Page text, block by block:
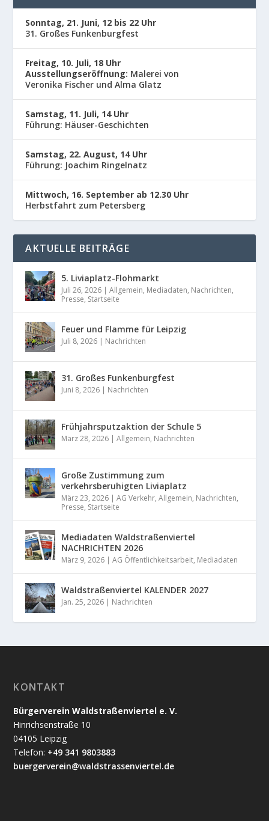
Sonntag, 21. Juni, 12 bis 22 Uhr
31. Großes Funkenburgfest
Freitag, 10. Juli, 18 Uhr
Ausstellungseröffnung: Malerei von
Veronika Fischer und Alma Glatz
Samstag, 11. Juli, 14 Uhr
Führung: Häuser-Geschichten
Samstag, 22. August, 14 Uhr
Führung: Joachim Ringelnatz
Mittwoch, 16. September ab 12.30 Uhr
Herbstfahrt zum Petersberg
AKTUELLE BEITRÄGE
5. Liviaplatz-Flohmarkt
Juli 26, 2026 |Allgemein, Mediadaten, Nachrichten,
Presse, Startseite
Feuer und Flamme für Leipzig
Juli 8, 2026 | Nachrichten
31. Großes Funkenburgfest
Juni 8, 2026 | Nachrichten
Frühjahrsputzaktion der Schule 5
März 28, 2026 |Allgemein, Nachrichten
Große Zustimmung zum
verkehrsberuhigten Liviaplatz
März 23, 2026 |AG Verkehr,Allgemein, Nachrichten,
Presse, Startseite
Mediadaten Waldstraßenviertel
NACHRICHTEN 2026
März 9, 2026 |AG Öffentlichkeitsarbeit, Mediadaten
Waldstraßenviertel KALENDER 2027
Jan. 25, 2026 | Nachrichten
KONTAKT
Bürgerverein Waldstraßenviertel e. V.
Hinrichsenstraße 10
04105 Leipzig
Telefon: +49 341 9803883
buergerverein@waldstrassenviertel.de